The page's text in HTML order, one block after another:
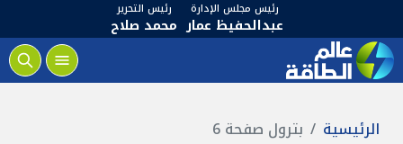
رئيس مجلس الإدارة
عبدالحفيظ عمار
رئيس التحرير
محمد صلاح
الرئيسية بترول صفحة 6